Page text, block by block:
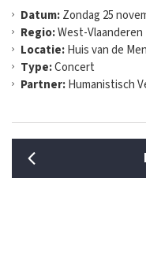
Datum:Zondag 25
Regio:West-Vlaanderen
Locatie:Huis van de
Type:Concert
Partner:Humanistisch